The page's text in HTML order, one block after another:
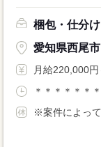
梱包・仕分
愛知県西尾市
月給220,000円
＊＊＊＊＊＊
※案件によっ